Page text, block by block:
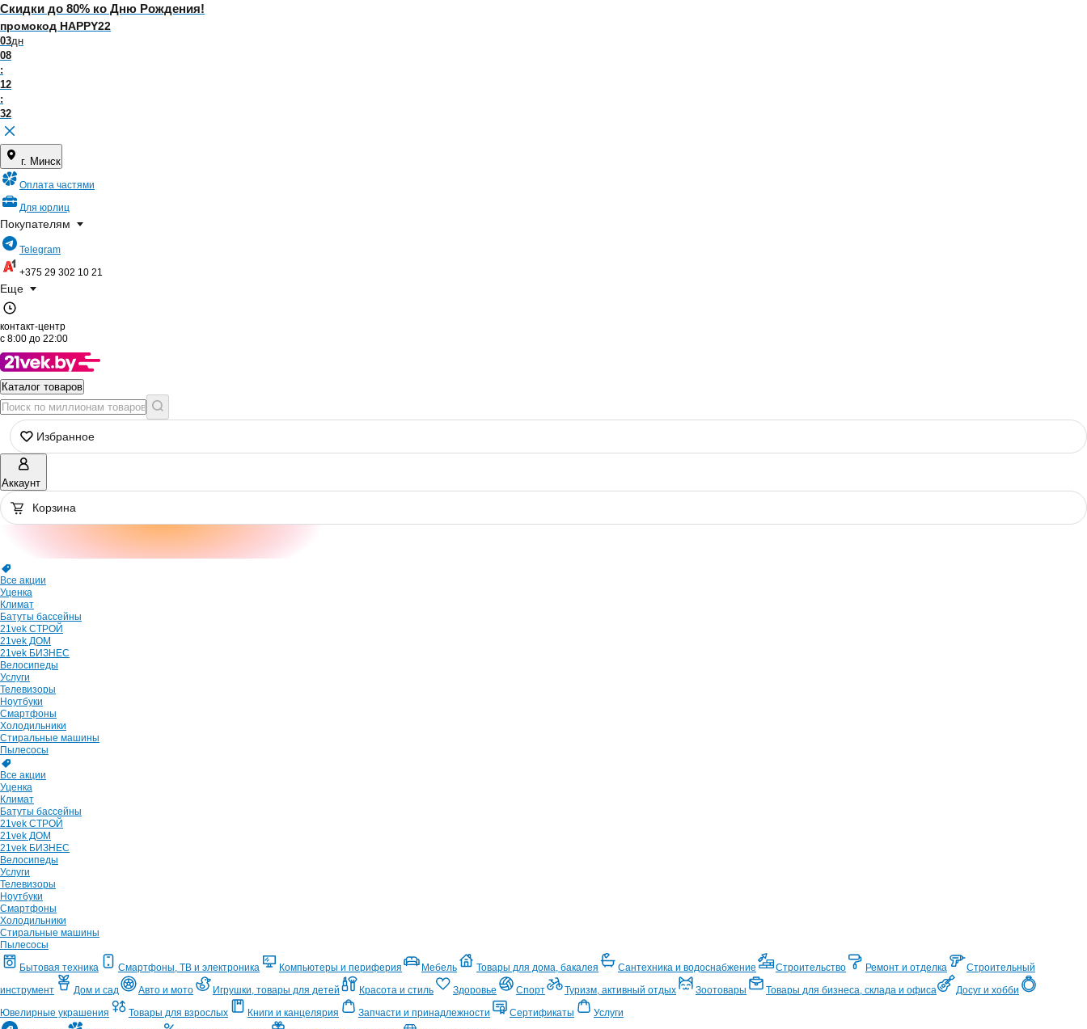
Скидки до 80% ко Дню Рождения!
промокод HAPPY22
03дн
08
:
12
:
32
г. Минск
Оплата частями
Для юрлиц
Покупателям
Telegram
+375 29 302 10 21
Еще
контакт-центр
с 8:00 до 22:00
Каталог товаров
Избранное
Аккаунт
Корзина
Все акции
Уценка
Климат
Батуты бассейны
21vek СТРОЙ
21vek ДОМ
21vek БИЗНЕС
Велосипеды
Услуги
Телевизоры
Ноутбуки
Смартфоны
Холодильники
Стиральные машины
Пылесосы
Все акции
Уценка
Климат
Батуты бассейны
21vek СТРОЙ
21vek ДОМ
21vek БИЗНЕС
Велосипеды
Услуги
Телевизоры
Ноутбуки
Смартфоны
Холодильники
Стиральные машины
Пылесосы
Бытовая техника
Смартфоны, ТВ и электроника Компьютеры и периферия Мебель Товары для дома, бакалея Сантехника и водоснабжение Строительство Ремонт и отделка
Строительный
инструмент
Дом и сад Авто и мото Игрушки, товары для детей Красота и стиль Здоровье Спорт Туризм, активный отдых Зоотовары Товары для бизнеса, склада и офиса
Досуг и хобби
Ювелирные украшения
Товары для взрослых Книги и канцелярия Запчасти и принадлежности Сертификаты
Услуги